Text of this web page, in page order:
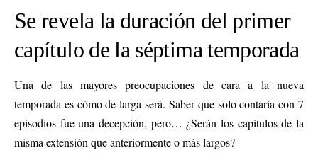
Se revela la duración del primer
capítulo de la séptima temporada
Una de las mayores preocupaciones de cara a la nueva
temporada es cómo de larga será. Saber que solo contaría con 7
episodios fue una decepción, pero… ¿Serán los capítulos de la
misma extensión que anteriormente o más largos?